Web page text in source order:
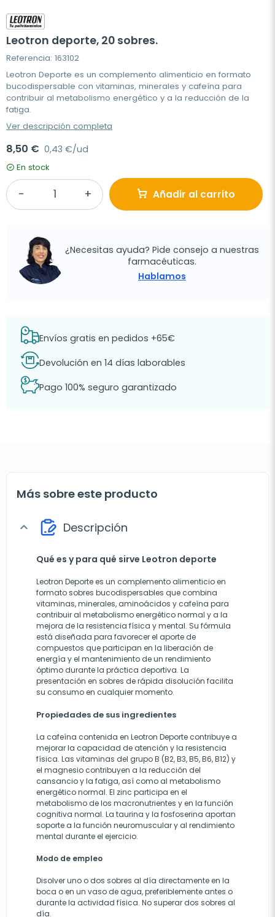
Leotron deporte, 20 sobres.
Referencia: 163102
Leotron Deporte es un complemento alimenticio en formato
bucodispersable con vitaminas, minerales y cafeína para
contribuir al metabolismo energético y a la reducción de la
fatiga.
Ver descripción completa
8,50 € 0,43 €/ud
En stock
Añadir al carrito
¿Necesitas ayuda? Pide consejo a nuestras
farmacéuticas.
Hablamos
Envíos gratis en pedidos +65€
Devolución en 14 días laborables
Pago 100% seguro garantizado
Más sobre este producto
expand_more Descripción
Qué es y para qué sirve Leotron deporte
Leotron Deporte es un complemento alimenticio en
formato sobres bucodispersables que combina
vitaminas, minerales, aminoácidos y cafeína para
contribuir al metabolismo energético normal y a la
mejora de la resistencia física y mental. Su fórmula
está diseñada para favorecer el aporte de
compuestos que participan en la liberación de
energía y el mantenimiento de un rendimiento
óptimo durante la práctica deportiva. La
presentación en sobres de rápida disolución facilita
su consumo en cualquier momento.
Propiedades de sus ingredientes
La cafeína contenida en Leotron Deporte contribuye a
mejorar la capacidad de atención y la resistencia
física. Las vitaminas del grupo B (B2, B3, B5, B6, B12) y
el magnesio contribuyen a la reducción del
cansancio y la fatiga, así como al metabolismo
energético normal. El zinc participa en el
metabolismo de los macronutrientes y en la función
cognitiva normal. La taurina y la fosfoserina aportan
soporte a la función neuromuscular y al rendimiento
mental durante el ejercicio.
Modo de empleo
Disolver uno o dos sobres al día directamente en la
boca o en un vaso de agua, preferiblemente antes o
durante la actividad física. No superar dos sobres al
día.